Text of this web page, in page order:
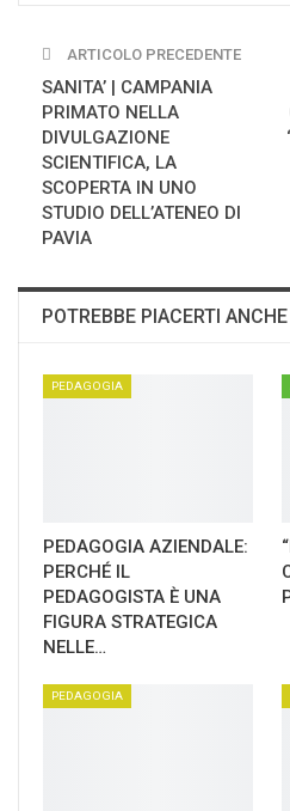
ARTICOLO PRECEDENTE
SANITA’ | CAMPANIA
PRIMATO NELLA
DIVULGAZIONE
SCIENTIFICA, LA
SCOPERTA IN UNO
STUDIO DELL’ATENEO DI
PAVIA
POTREBBE PIACERTI ANCHE
PEDAGOGIA
PEDAGOGIA AZIENDALE:
PERCHÉ IL
PEDAGOGISTA È UNA
FIGURA STRATEGICA
NELLE…
PEDAGOGIA